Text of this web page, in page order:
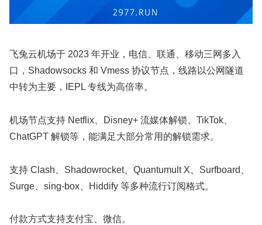
飞兔云机场于 2023 年开业，电信、联通、移动三网多入
口，Shadowsocks 和 Vmess 协议节点，线路以公网隧道
中转为主要，IEPL 专线为高倍率。
机场节点支持 Netflix、Disney+ 流媒体解锁、TikTok、
ChatGPT 解锁等，能满足大部分常用的解锁需求。
支持 Clash、Shadowrocket、Quantumult X、Surfboard、
Surge、sing-box、Hiddify 等多种流行订阅格式。
付款方式支持支付宝、微信。